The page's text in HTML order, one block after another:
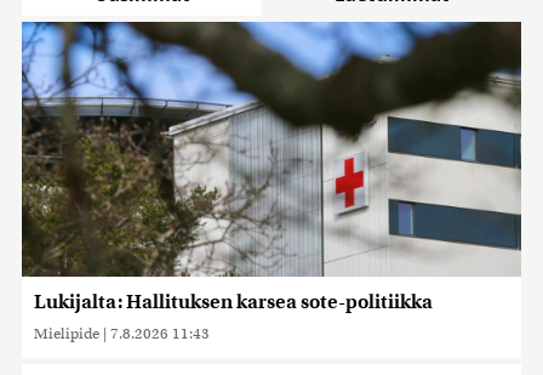
Lukijalta: Hallituksen karsea sote-politiikka
Mielipide | 7.8.2026 11:43